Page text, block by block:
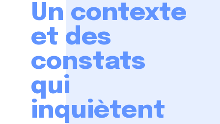
Un contexte
et des
constats
qui
inquiètent